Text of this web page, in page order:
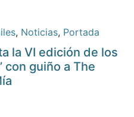
, Noticias, Portada
la VI edición de los
con guiño a The